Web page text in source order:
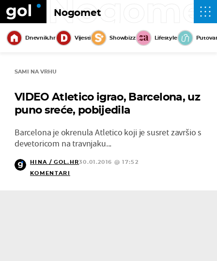
Nogomet
Dnevnik.hr Vijesti Showbizz Lifestyle
SAMI NA VRHU
VIDEO Atletico igrao, Barcelona, uz
puno sreće, pobijedila
Barcelona je okrenula Atletico koji je susret završio s
devetoricom na travnjaku...
HINA / GOL.HR30.01.2016 @ 17:52
KOMENTARI